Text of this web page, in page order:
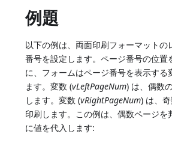
例題
以下の例は、両面印刷フォーマットの
番号を設定します。ページ番号の位置
に、フォームはページ番号を表示する
ます。変数 (vLeftPageNum) は、偶数
します。変数 (vRightPageNum) は、
印刷します。この例は、偶数ページを
に値を代入します: